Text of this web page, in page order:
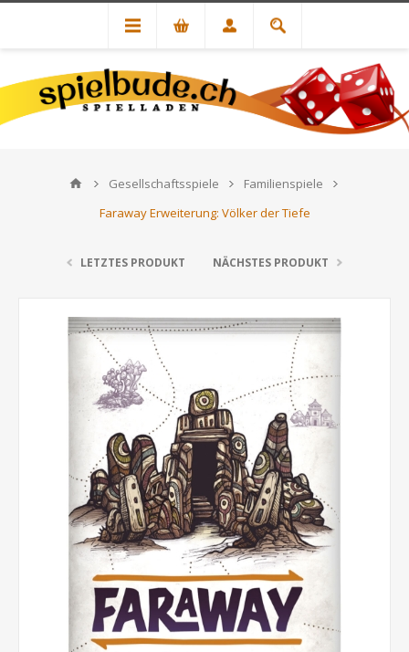
Gesellschaftsspiele
Familienspiele
Faraway Erweiterung: Völker der Tiefe
LETZTES PRODUKT NÄCHSTES PRODUKT